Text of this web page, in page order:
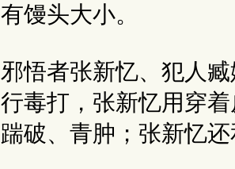
有馒头大小。
邪悟者张新忆、犯人
行毒打，张新忆用穿
踹破、青肿；张新忆